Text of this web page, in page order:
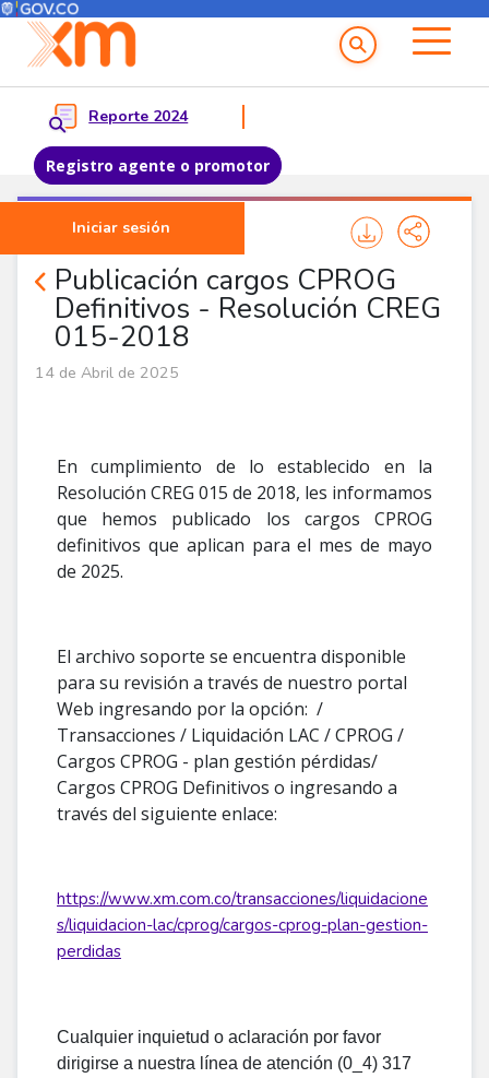
Pasar al contenido principal
Menú del Usuario
Reporte 2024
Registro agente o promotor
Iniciar sesión
Menu principal
Publicación cargos CPROG
Definitivos - Resolución CREG
015-2018
Noticias Agentes
14 de Abril de 2025
En cumplimiento de lo establecido en la
Resolución CREG 015 de 2018, les informamos
que hemos publicado los cargos CPROG
definitivos que aplican para el mes de mayo
de 2025.
El archivo soporte se encuentra disponible
para su revisión a través de nuestro portal
Web ingresando por la opción: /
Transacciones / Liquidación LAC / CPROG /
Cargos CPROG - plan gestión pérdidas/
Cargos CPROG Definitivos o ingresando a
través del siguiente enlace:
https://www.xm.com.co/transacciones/liquidacione
s/liquidacion-lac/cprog/cargos-cprog-plan-gestion-
perdidas
Cualquier inquietud o aclaración por favor
dirigirse a nuestra línea de atención (0_4) 317